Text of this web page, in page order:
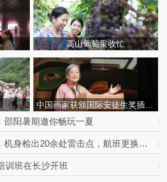
高山葡萄采收忙
邵阳暑期邀你畅玩一夏
南航航班滑行疑遭雷击，机身检出20余处雷击点，航班更换飞机延误出行
训班在长沙开班